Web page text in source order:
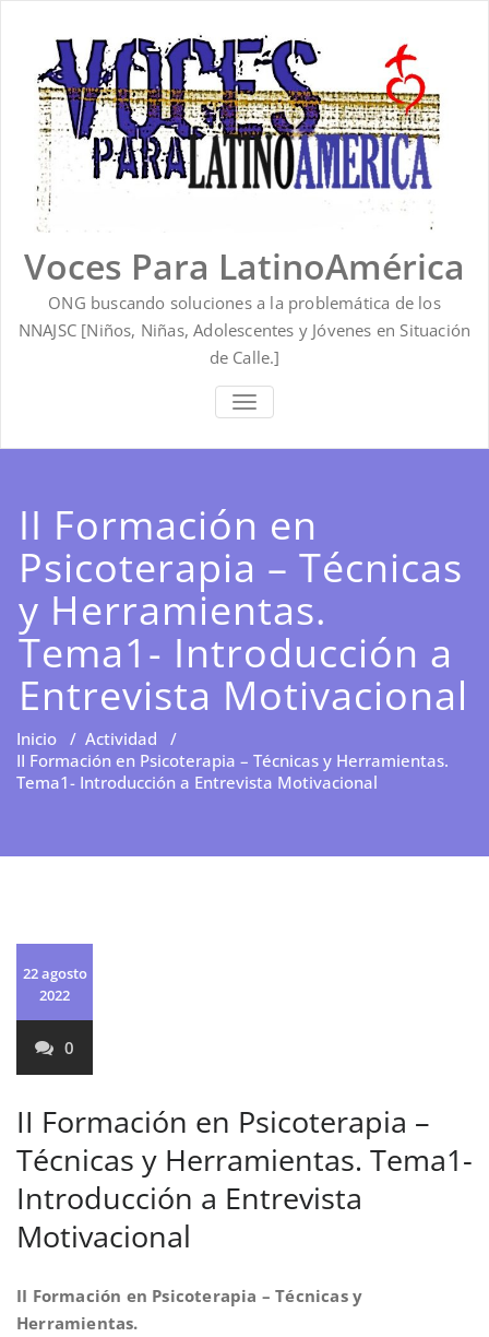
contenido
Voces Para LatinoAmérica
ONG buscando soluciones a la problemática de los
NNAJSC [Niños, Niñas, Adolescentes y Jóvenes en Situación
de Calle.]
ALTERNAR
LA
II Formación en
Psicoterapia – Técnicas
y Herramientas.
Tema1- Introducción a
Entrevista Motivacional
Inicio / Actividad /
II Formación en Psicoterapia – Técnicas y Herramientas.
Tema1- Introducción a Entrevista Motivacional
22 agosto
2022
0
II Formación en Psicoterapia –
Técnicas y Herramientas. Tema1-
Introducción a Entrevista
Motivacional
II Formación en Psicoterapia – Técnicas y
Herramientas.